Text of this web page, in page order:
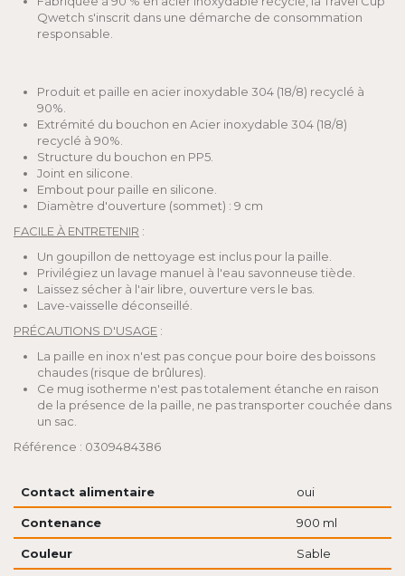
Qwetch s'inscrit dans une démarche de consommation
responsable.
Produit et paille en acier inoxydable 304 (18/8) recyclé à
90%.
Extrémité du bouchon en Acier inoxydable 304 (18/8)
recyclé à 90%.
Structure du bouchon en PP5.
Joint en silicone.
Embout pour paille en silicone.
Diamètre d'ouverture (sommet) : 9 cm
FACILE À ENTRETENIR :
Un goupillon de nettoyage est inclus pour la paille.
Privilégiez un lavage manuel à l'eau savonneuse tiède.
Laissez sécher à l'air libre, ouverture vers le bas.
Lave-vaisselle déconseillé.
PRÉCAUTIONS D'USAGE :
La paille en inox n'est pas conçue pour boire des boissons
chaudes (risque de brûlures).
Ce mug isotherme n'est pas totalement étanche en raison
de la présence de la paille, ne pas transporter couchée dans
un sac.
Référence : 0309484386
Contact alimentaire oui
Contenance 900 ml
Couleur Sable